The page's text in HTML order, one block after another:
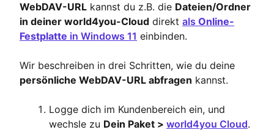
WebDAV-URL kannst du z.B. die Dateien/Ordner
in deiner world4you-Cloud direkt als Online-
Festplatte in Windows 11 einbinden.
Wir beschreiben in drei Schritten, wie du deine
persönliche WebDAV-URL abfragen kannst.
Logge dich im Kundenbereich ein, und
wechsle zu Dein Paket > world4you Cloud.